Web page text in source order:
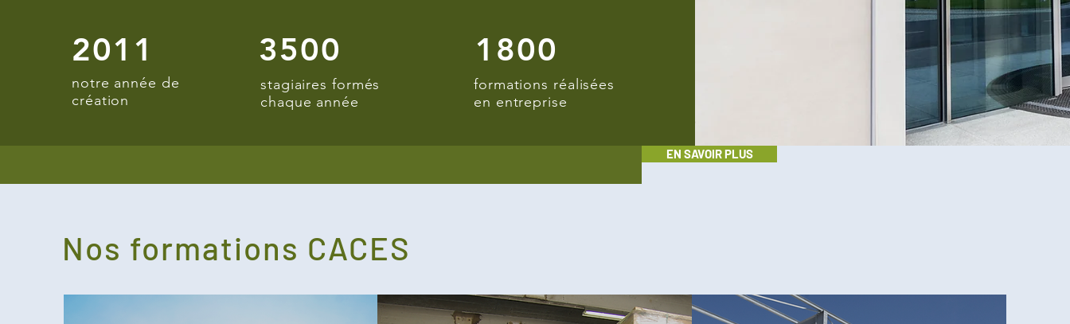
2011
notre année de
création
3500
stagiaires formés
chaque année
1800
formations réalisées
en entreprise
EN SAVOIR PLUS
Nos formations CACES